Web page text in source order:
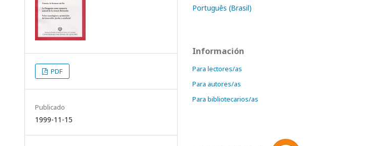
PDF
Publicado
1999-11-15
Português (Brasil)
Información
Para lectores/as
Para autores/as
Para bibliotecarios/as